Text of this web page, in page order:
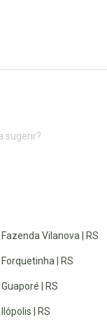
sugerir?
Fazenda Vilanova | RS
Forquetinha | RS
Guaporé | RS
Ilópolis | RS